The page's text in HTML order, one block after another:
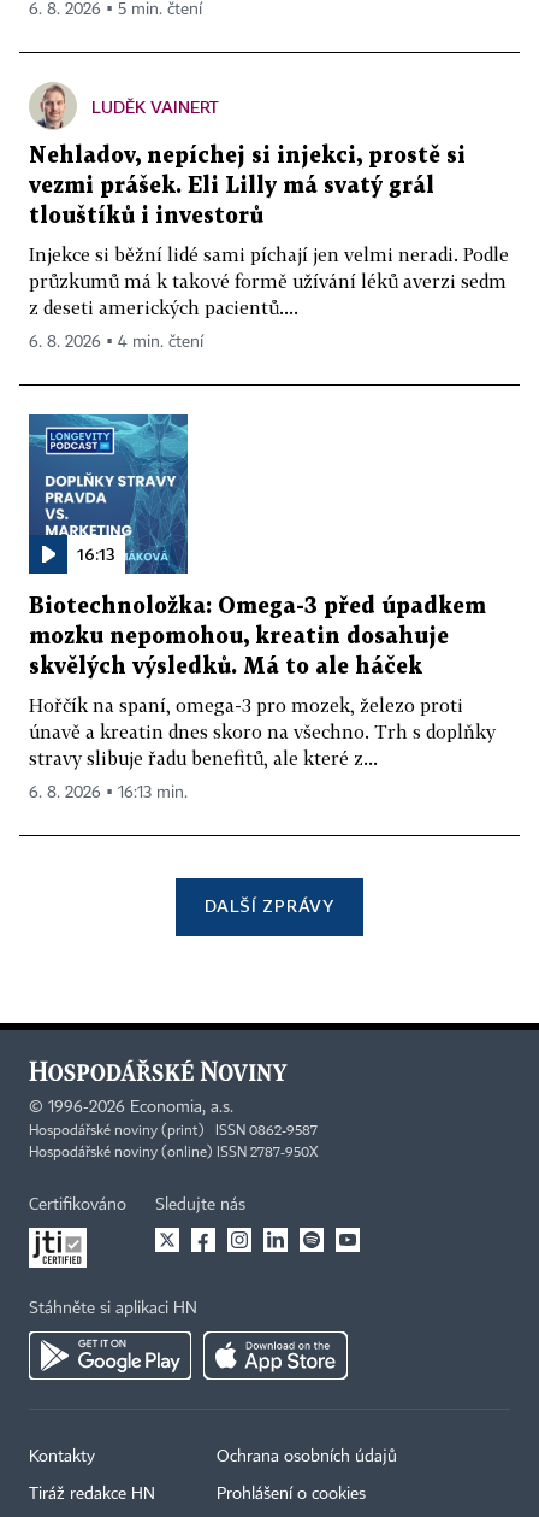
6. 8. 2026 ▪ 5 min. čtení
LUDĚK VAINERT
Nehladov, nepíchej si injekci, prostě si
vezmi prášek. Eli Lilly má svatý grál
tlouštíků i investorů
Injekce si běžní lidé sami píchají jen velmi neradi. Podle
průzkumů má k takové formě užívání léků averzi sedm
z deseti amerických pacientů....
6. 8. 2026 ▪ 4 min. čtení
16:13
Biotechnoložka: Omega-3 před úpadkem
mozku nepomohou, kreatin dosahuje
skvělých výsledků. Má to ale háček
Hořčík na spaní, omega-3 pro mozek, železo proti
únavě a kreatin dnes skoro na všechno. Trh s doplňky
stravy slibuje řadu benefitů, ale které z...
6. 8. 2026 ▪ 16:13 min.
DALŠÍ ZPRÁVY
© 1996-2026 Economia, a.s.
Hospodářské noviny (print) ISSN 0862-9587
Hospodářské noviny (online) ISSN 2787-950X
Certifikováno Sledujte nás
Stáhněte si aplikaci HN
Kontakty
Tiráž redakce HN
Ochrana osobních údajů
Prohlášení o cookies